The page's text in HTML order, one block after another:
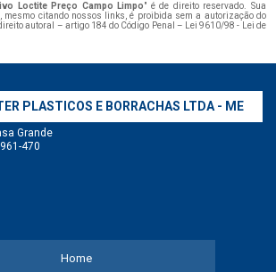
Loctite Preço Campo Limpo" é de direito reservado. Sua
mesmo citando nossos links, é proibida sem a autorização do
autoral – artigo 184 do Código Penal – Lei 9610/98 - Lei de
PLASTICOS E BORRACHAS LTDA - ME
Grande
470
Home